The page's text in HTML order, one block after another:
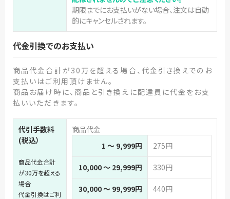
期限までにお支払いがない場合、注文は自動
的にキャンセルされます。
代金引換でのお支払い
商品代金合計が30万を超える場合、代金引き換えでのお
支払いはご利用頂けません。
商品お届け時に、商品と引き換えに配達員に代金をお支
払いいただきます。
代引手数料
(税込）
商品代金合計
が30万を超える
場合
代金引換はご利
商品代金
1 ～ 9,999円
275円
10,000 ～ 29,999円 330円
30,000 ～ 99,999円 440円